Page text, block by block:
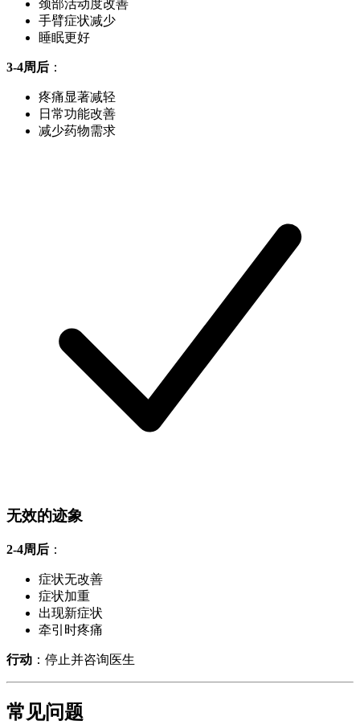
颈部活动度改善
手臂症状减少
睡眠更好
3-4周后 ：
疼痛显著减轻
日常功能改善
减少药物需求
无效的迹象
2-4周后 ：
症状无改善
症状加重
出现新症状
牵引时疼痛
行动 ：停止并咨询医生
常见问题